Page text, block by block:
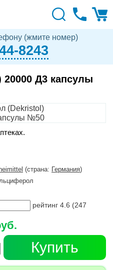
(жмите номер)
8243
Д3 капсулы
(страна: Германия)
рейтинг 4.6 (247
Купить